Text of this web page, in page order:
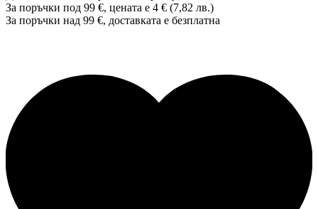
За поръчки под 99 €, цената е 4 € (7,82 лв.)
За поръчки над 99 €, доставката е безплатна